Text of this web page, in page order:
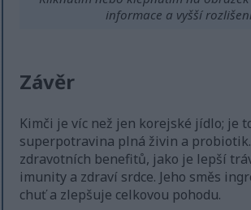
informace a vyšší
Závěr
Kimči je víc než jen korejské jídlo; je
superpotravina plná živin a probiotik.
zdravotních benefitů, jako je lepší
imunity a zdraví srdce. Jeho směs
chuť a zlepšuje celkovou pohodu.